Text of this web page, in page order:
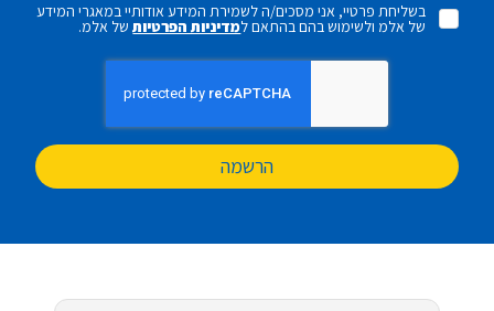
בשליחת פרטיי, אני מסכים/ה לשמירת המידע אודותיי במאגרי המידע
של אלמ ולשימוש בהם בהתאם למדיניות הפרטיותשל אלמ.
הרשמה